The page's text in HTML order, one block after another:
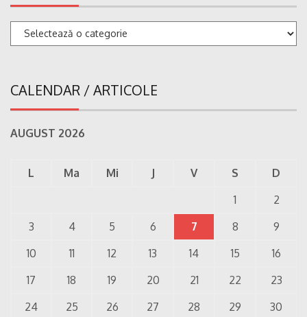
Categorii
CALENDAR / ARTICOLE
AUGUST 2026
L Ma Mi J V S
D
1
2
3
4 5 6 7 8
9
10
11 12 13 14 15
16
17
18 19 20 21 22
23
24
25 26 27 28 29
30